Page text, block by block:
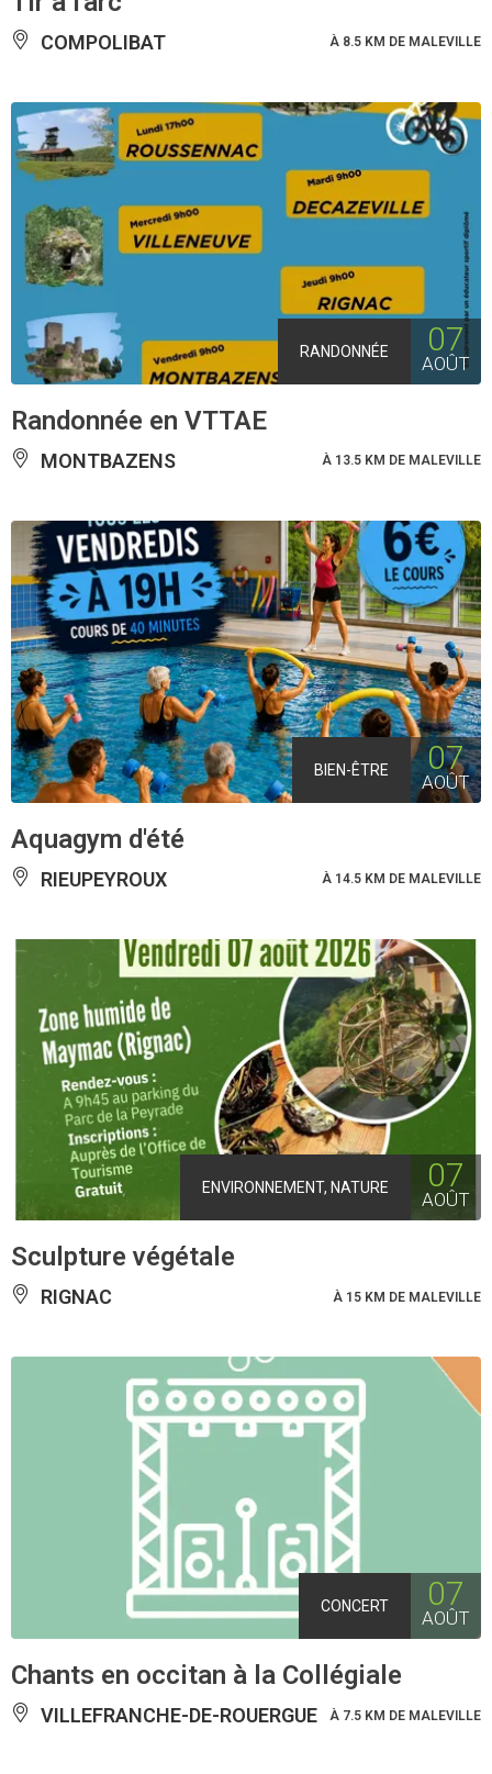
COMPOLIBAT À 8.5 KM DE MALEVILLE
RANDONNÉE 07
AOÛT
Randonnée en VTTAE
MONTBAZENS À 13.5 KM DE MALEVILLE
BIEN-ÊTRE 07
AOÛT
Aquagym d'été
RIEUPEYROUX À 14.5 KM DE MALEVILLE
ENVIRONNEMENT, NATURE 07
AOÛT
Sculpture végétale
RIGNAC À 15 KM DE MALEVILLE
CONCERT 07
AOÛT
Chants en occitan à la Collégiale
VILLEFRANCHE-DE-ROUERGUE À 7.5 KM DE MALEVILLE